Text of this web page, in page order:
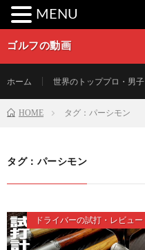
ゴルフの動画
ホーム 世界のトッププロ・男子
HOME タグ：パーシモン
タグ：パーシモン
ドライバーの試打・レビュー
MENU